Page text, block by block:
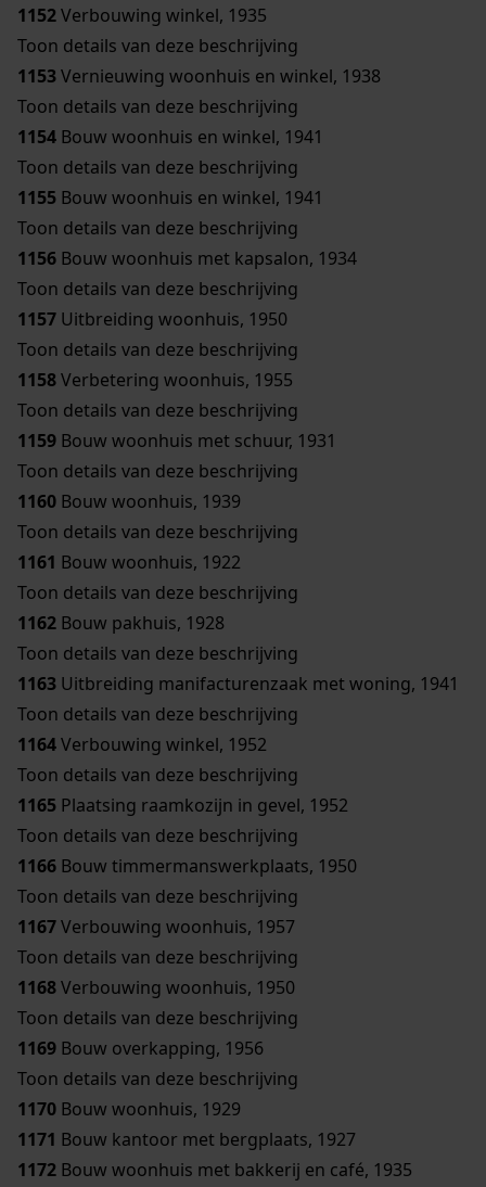
1152Verbouwing winkel, 1935
Toon details van deze beschrijving
1153Vernieuwing woonhuis en winkel, 1938
Toon details van deze beschrijving
1154 Bouw woonhuis en winkel, 1941
Toon details van deze beschrijving
1155 Bouw woonhuis en winkel, 1941
Toon details van deze beschrijving
1156 Bouw woonhuis met kapsalon, 1934
Toon details van deze beschrijving
1157 Uitbreiding woonhuis, 1950
Toon details van deze beschrijving
1158Verbetering woonhuis, 1955
Toon details van deze beschrijving
1159 Bouw woonhuis met schuur, 1931
Toon details van deze beschrijving
1160 Bouw woonhuis, 1939
Toon details van deze beschrijving
1161 Bouw woonhuis, 1922
Toon details van deze beschrijving
1162 Bouw pakhuis, 1928
Toon details van deze beschrijving
1163 Uitbreiding manifacturenzaak met woning, 1941
Toon details van deze beschrijving
1164Verbouwing winkel, 1952
Toon details van deze beschrijving
1165 Plaatsing raamkozijn in gevel, 1952
Toon details van deze beschrijving
1166 Bouw timmermanswerkplaats, 1950
Toon details van deze beschrijving
1167Verbouwing woonhuis, 1957
Toon details van deze beschrijving
1168Verbouwing woonhuis, 1950
Toon details van deze beschrijving
1169 Bouw overkapping, 1956
Toon details van deze beschrijving
1170 Bouw woonhuis, 1929
1171 Bouw kantoor met bergplaats, 1927
1172 Bouw woonhuis met bakkerij en café, 1935